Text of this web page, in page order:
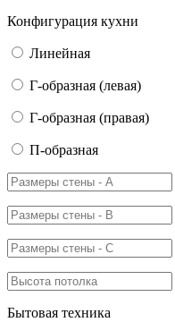
Конфигурация кухни
Линейная
Г-образная (левая)
Г-образная (правая)
П-образная
Бытовая техника